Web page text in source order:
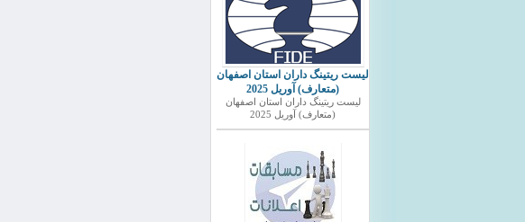
ليست ريتينگ داران استان اصفهان
(متعارف) آوریل 2025
ليست ريتينگ داران استان اصفهان
(متعارف) آوریل 2025